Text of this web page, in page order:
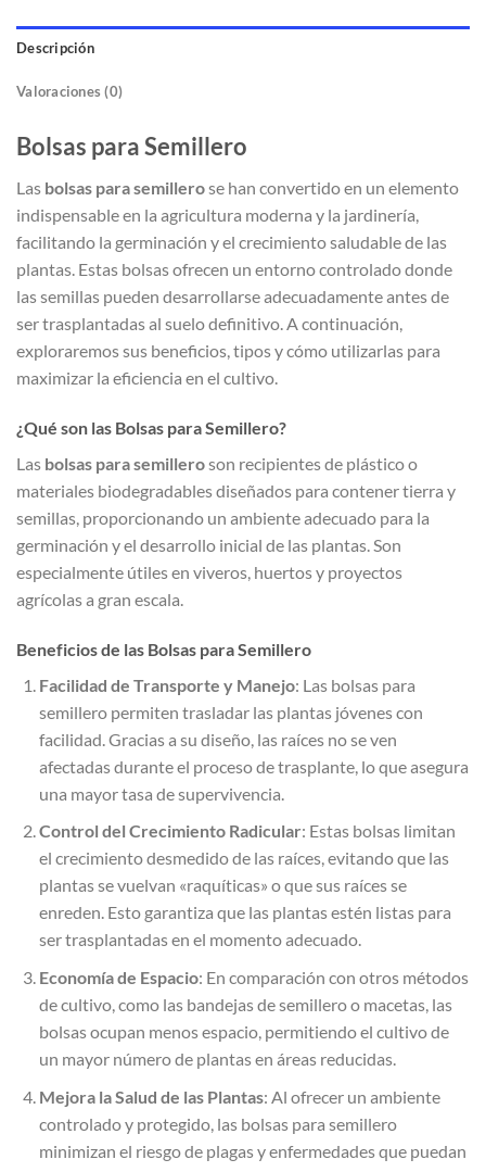
Descripción
Valoraciones (0)
Bolsas para Semillero
Las bolsas para semillerose han convertido en un elemento
indispensable en la agricultura moderna y la jardinería,
facilitando la germinación y el crecimiento saludable de las
plantas. Estas bolsas ofrecen un entorno controlado donde
las semillas pueden desarrollarse adecuadamente antes de
ser trasplantadas al suelo definitivo. A continuación,
exploraremos sus beneficios, tipos y cómo utilizarlas para
maximizar la eficiencia en el cultivo.
¿Qué son las Bolsas para Semillero?
Las bolsas para semilleroson recipientes de plástico o
materiales biodegradables diseñados para contener tierra y
semillas, proporcionando un ambiente adecuado para la
germinación y el desarrollo inicial de las plantas. Son
especialmente útiles en viveros, huertos y proyectos
agrícolas a gran escala.
Beneficios de las Bolsas para Semillero
Facilidad de Transporte y Manejo: Las bolsas para
semillero permiten trasladar las plantas jóvenes con
facilidad. Gracias a su diseño, las raíces no se ven
afectadas durante el proceso de trasplante, lo que asegura
una mayor tasa de supervivencia.
Control del Crecimiento Radicular: Estas bolsas limitan
el crecimiento desmedido de las raíces, evitando que las
plantas se vuelvan «raquíticas» o que sus raíces se
enreden. Esto garantiza que las plantas estén listas para
ser trasplantadas en el momento adecuado.
Economía de Espacio: En comparación con otros métodos
de cultivo, como las bandejas de semillero o macetas, las
bolsas ocupan menos espacio, permitiendo el cultivo de
un mayor número de plantas en áreas reducidas.
Mejora la Salud de las Plantas: Al ofrecer un ambiente
controlado y protegido, las bolsas para semillero
minimizan el riesgo de plagas y enfermedades que puedan